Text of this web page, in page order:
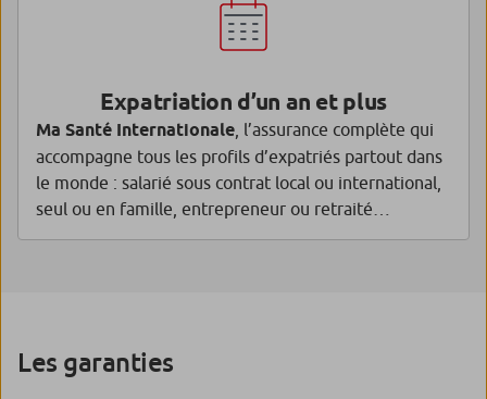
Expatriation d’un an et plus
Ma Santé Internationale , l’assurance complète qui
accompagne tous les profils d’expatriés partout dans
le monde : salarié sous contrat local ou international,
seul ou en famille, entrepreneur ou retraité…
Les garanties